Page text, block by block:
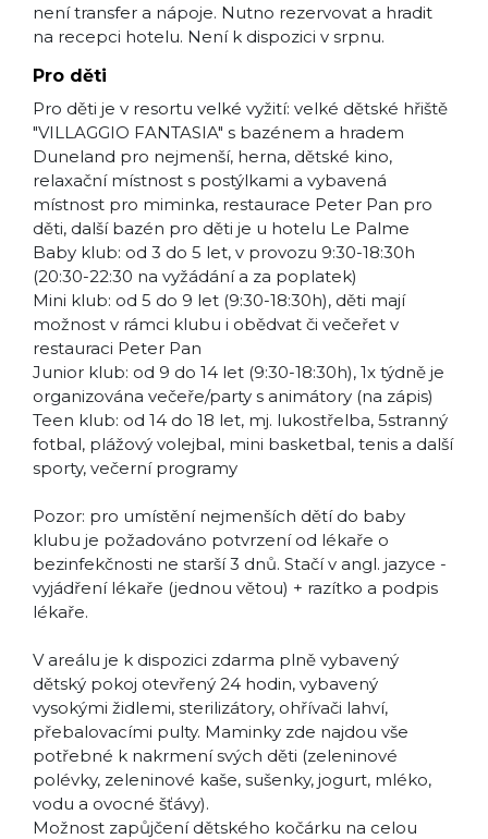
není transfer a nápoje. Nutno rezervovat a hradit
na recepci hotelu. Není k dispozici v srpnu.
Pro děti
Pro děti je v resortu velké vyžití: velké dětské hřiště
"VILLAGGIO FANTASIA" s bazénem a hradem
Duneland pro nejmenší, herna, dětské kino,
relaxační místnost s postýlkami a vybavená
místnost pro miminka, restaurace Peter Pan pro
děti, další bazén pro děti je u hotelu Le Palme
Baby klub: od 3 do 5 let, v provozu 9:30-18:30h
(20:30-22:30 na vyžádání a za poplatek)
Mini klub: od 5 do 9 let (9:30-18:30h), děti mají
možnost v rámci klubu i obědvat či večeřet v
restauraci Peter Pan
Junior klub: od 9 do 14 let (9:30-18:30h), 1x týdně je
organizována večeře/party s animátory (na zápis)
Teen klub: od 14 do 18 let, mj. lukostřelba, 5stranný
fotbal, plážový volejbal, mini basketbal, tenis a další
sporty, večerní programy
Pozor: pro umístění nejmenších dětí do baby
klubu je požadováno potvrzení od lékaře o
bezinfekčnosti ne starší 3 dnů. Stačí v angl. jazyce -
vyjádření lékaře (jednou větou) + razítko a podpis
lékaře.
V areálu je k dispozici zdarma plně vybavený
dětský pokoj otevřený 24 hodin, vybavený
vysokými židlemi, sterilizátory, ohřívači lahví,
přebalovacími pulty. Maminky zde najdou vše
potřebné k nakrmení svých děti (zeleninové
polévky, zeleninové kaše, sušenky, jogurt, mléko,
vodu a ovocné šťávy).
Možnost zapůjčení dětského kočárku na celou